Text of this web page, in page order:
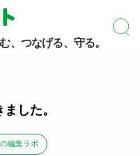
、つなげる、守る。
した。
編集ラボ